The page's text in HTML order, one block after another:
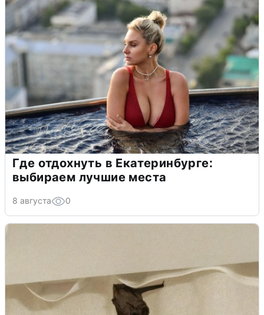
Где отдохнуть в Екатеринбурге:
выбираем лучшие места
8 августа 0